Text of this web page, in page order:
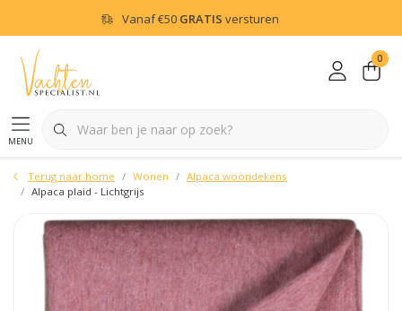
Vanaf€50 GRATIS versturen
menu
0
Terug naar home Wonen
Alpaca woondekens
Alpaca plaid - Lichtgrijs